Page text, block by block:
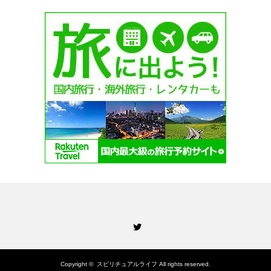
Copyright © スピリチュアルライフ All rights reserved.